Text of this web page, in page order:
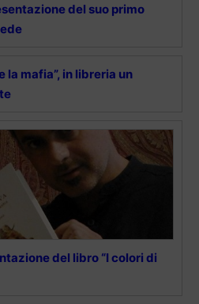
del suo primo
la mafia”, in libreria un
del libro “I colori di